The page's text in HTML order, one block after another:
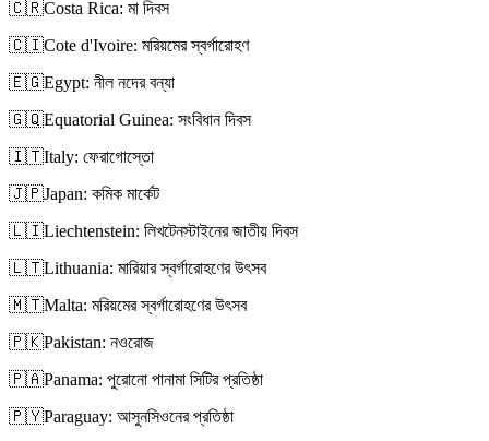
🇨🇷Costa Rica: মা দিবস
🇨🇮Cote d'Ivoire: মরিয়মের স্বর্গারোহণ
🇪🇬Egypt: নীল নদের বন্যা
🇬🇶Equatorial Guinea: সংবিধান দিবস
🇮🇹Italy: ফেরাগোস্তো
🇯🇵Japan: কমিক মার্কেট
🇱🇮Liechtenstein: লিখটেনস্টাইনের জাতীয় দিবস
🇱🇹Lithuania: মারিয়ার স্বর্গারোহণের উৎসব
🇲🇹Malta: মরিয়মের স্বর্গারোহণের উৎসব
🇵🇰Pakistan: নওরোজ
🇵🇦Panama: পুরোনো পানামা সিটির প্রতিষ্ঠা
🇵🇾Paraguay: আসুনসিওনের প্রতিষ্ঠা